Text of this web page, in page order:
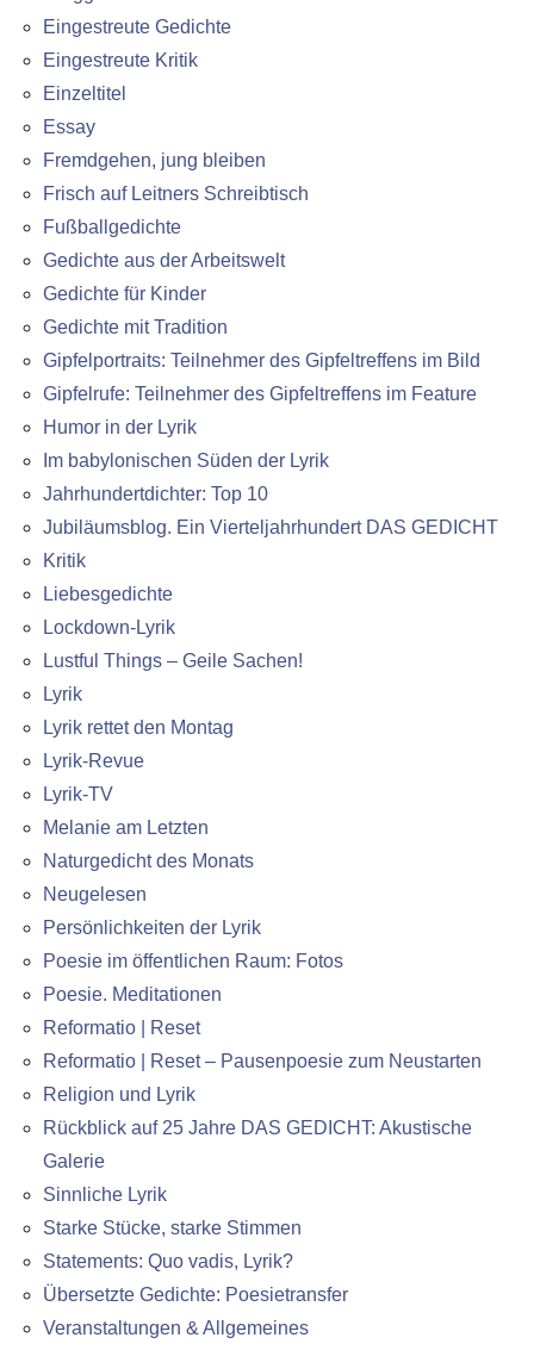
Eingestreute Gedichte
Eingestreute Kritik
Einzeltitel
Essay
Fremdgehen, jung bleiben
Frisch auf Leitners Schreibtisch
Fußballgedichte
Gedichte aus der Arbeitswelt
Gedichte für Kinder
Gedichte mit Tradition
Gipfelportraits: Teilnehmer des Gipfeltreffens im Bild
Gipfelrufe: Teilnehmer des Gipfeltreffens im Feature
Humor in der Lyrik
Im babylonischen Süden der Lyrik
Jahrhundertdichter: Top 10
Jubiläumsblog. Ein Vierteljahrhundert DAS GEDICHT
Kritik
Liebesgedichte
Lockdown-Lyrik
Lustful Things – Geile Sachen!
Lyrik
Lyrik rettet den Montag
Lyrik-Revue
Lyrik-TV
Melanie am Letzten
Naturgedicht des Monats
Neugelesen
Persönlichkeiten der Lyrik
Poesie im öffentlichen Raum: Fotos
Poesie. Meditationen
Reformatio | Reset
Reformatio | Reset – Pausenpoesie zum Neustarten
Religion und Lyrik
Rückblick auf 25 Jahre DAS GEDICHT: Akustische
Galerie
Sinnliche Lyrik
Starke Stücke, starke Stimmen
Statements: Quo vadis, Lyrik?
Übersetzte Gedichte: Poesietransfer
Veranstaltungen & Allgemeines